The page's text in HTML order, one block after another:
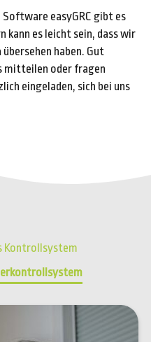
Software easyGRC gibt es
kann es leicht sein, dass wir
haben. Gut
mitteilen oder fragen
eingeladen, sich bei uns
Kontrollsystem